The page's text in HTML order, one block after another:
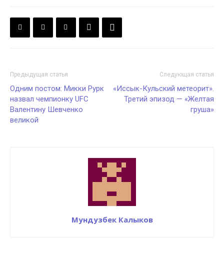
Предыдущая статья
Одним постом: Микки Рурк
назвал чемпионку UFC
Валентину Шевченко
великой
Следующая статья
«Иссык-Кульский метеорит».
Третий эпизод — «Желтая
груша»
Мундузбек Калыков